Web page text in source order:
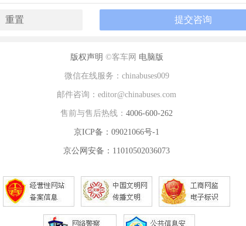
版权声明 ©客车网 电脑版
微信在线服务：chinabuses009
邮件咨询：editor@chinabuses.com
售前与售后热线： 4006-600-262
京ICP备：09021066号-1
京公网安备：11010502036073